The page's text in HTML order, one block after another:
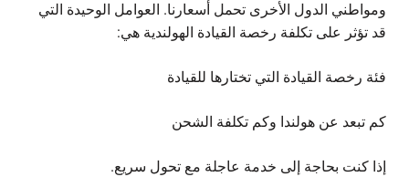
ومواطني الدول الأخرى تحمل أسعارنا. العوامل الوحيدة التي
قد تؤثر على تكلفة رخصة القيادة الهولندية هي:
فئة رخصة القيادة التي تختارها للقيادة
كم تبعد عن هولندا وكم تكلفة الشحن
إذا كنت بحاجة إلى خدمة عاجلة مع تحول سريع.